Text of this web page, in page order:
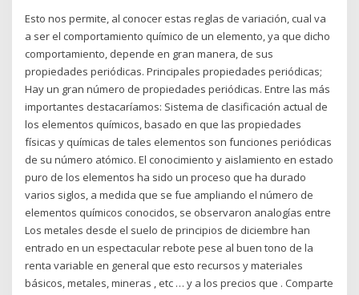
Esto nos permite, al conocer estas reglas de variación, cual va
a ser el comportamiento químico de un elemento, ya que dicho
comportamiento, depende en gran manera, de sus
propiedades periódicas. Principales propiedades periódicas;
Hay un gran número de propiedades periódicas. Entre las más
importantes destacaríamos: Sistema de clasificación actual de
los elementos químicos, basado en que las propiedades
físicas y químicas de tales elementos son funciones periódicas
de su número atómico. El conocimiento y aislamiento en estado
puro de los elementos ha sido un proceso que ha durado
varios siglos, a medida que se fue ampliando el número de
elementos químicos conocidos, se observaron analogías entre
Los metales desde el suelo de principios de diciembre han
entrado en un espectacular rebote pese al buen tono de la
renta variable en general que esto recursos y materiales
básicos, metales, mineras , etc … y a los precios que . Comparte